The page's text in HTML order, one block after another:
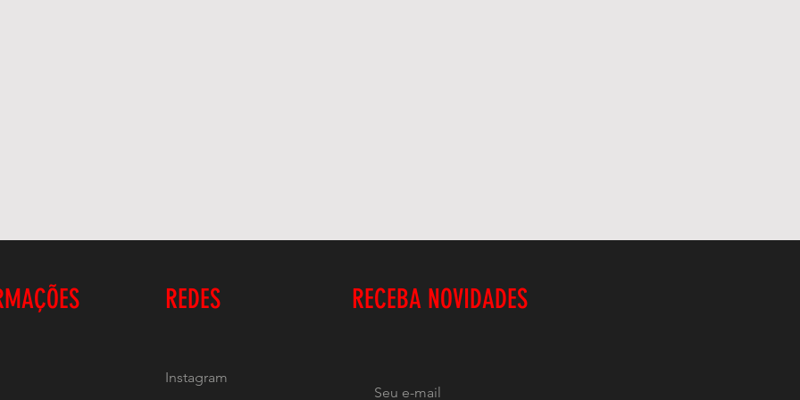
REDES RECEBA NOVIDADES
Instagram